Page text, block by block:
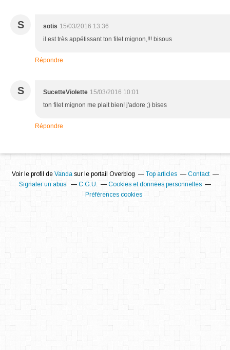
S sotis 15/03/2016 13:36
il est très appétissant ton filet mignon,!!! bisous
Répondre
S SucetteViolette 15/03/2016 10:01
ton filet mignon me plait bien! j'adore ;) bises
Répondre
Voir le profil de Vandasur le portail Overblog Top articles
Contact
Signaler un abus
C.G.U.
Cookies et données personnelles
Préférences cookies